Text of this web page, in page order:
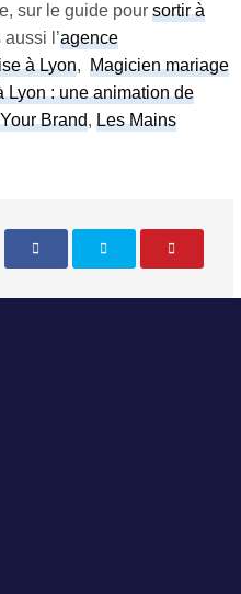
sur le guide poursortir à
aussi l’agence
à Lyon,Magicien mariage
Lyon : une animation de
Brand,Les Mains